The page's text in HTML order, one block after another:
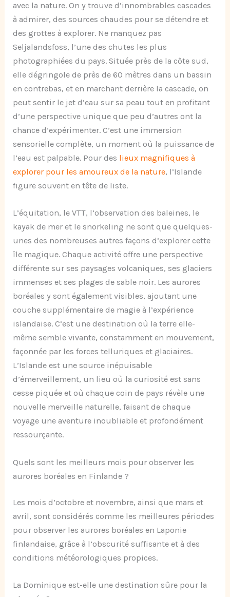
avec la nature. On y trouve d’innombrables cascades
à admirer, des sources chaudes pour se détendre et
des grottes à explorer. Ne manquez pas
Seljalandsfoss, l’une des chutes les plus
photographiées du pays. Située près de la côte sud,
elle dégringole de près de 60 mètres dans un bassin
en contrebas, et en marchant derrière la cascade, on
peut sentir le jet d’eau sur sa peau tout en profitant
d’une perspective unique que peu d’autres ont la
chance d’expérimenter. C’est une immersion
sensorielle complète, un moment où la puissance de
l’eau est palpable. Pour des lieux magnifiques à
explorer pour les amoureux de la nature, l’Islande
figure souvent en tête de liste.
L’équitation, le VTT, l’observation des baleines, le
kayak de mer et le snorkeling ne sont que quelques-
unes des nombreuses autres façons d’explorer cette
île magique. Chaque activité offre une perspective
différente sur ses paysages volcaniques, ses glaciers
immenses et ses plages de sable noir. Les aurores
boréales y sont également visibles, ajoutant une
couche supplémentaire de magie à l’expérience
islandaise. C’est une destination où la terre elle-
même semble vivante, constamment en mouvement,
façonnée par les forces telluriques et glaciaires.
L’Islande est une source inépuisable
d’émerveillement, un lieu où la curiosité est sans
cesse piquée et où chaque coin de pays révèle une
nouvelle merveille naturelle, faisant de chaque
voyage une aventure inoubliable et profondément
ressourçante.
Quels sont les meilleurs mois pour observer les
aurores boréales en Finlande ?
Les mois d’octobre et novembre, ainsi que mars et
avril, sont considérés comme les meilleures périodes
pour observer les aurores boréales en Laponie
finlandaise, grâce à l’obscurité suffisante et à des
conditions météorologiques propices.
La Dominique est-elle une destination sûre pour la